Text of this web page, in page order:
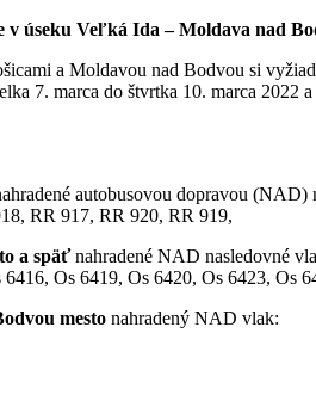
úseku Veľká Ida – Moldava nad
a Moldavou nad Bodvou si
7. marca do štvrtka 10. marca
autobusovou dopravou (NAD)
RR 917, RR 920, RR 919,
a späťnahradené NAD nasledovné
Os 6419, Os 6420, Os 6423, Os
mesto nahradený NAD vlak: